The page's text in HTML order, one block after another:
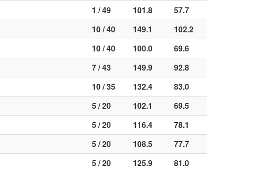
1 / 49 101.8
57.7
10 / 40 149.1
102.2
10 / 40 100.0
69.6
7 / 43 149.9
92.8
10 / 35 132.4
83.0
5 / 20 102.1
69.5
5 / 20 116.4
78.1
5 / 20 108.5
77.7
5 / 20 125.9
81.0